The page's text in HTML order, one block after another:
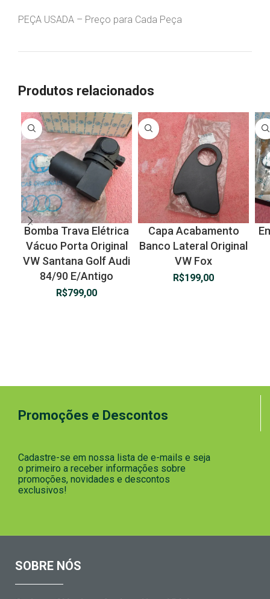
PEÇA USADA – Preço para Cada Peça
Produtos relacionados
Bomba Trava Elétrica
Vácuo Porta Original
VW Santana Golf Audi
84/90 E/Antigo
R$799,00
Capa Acabamento
Banco Lateral Original
VW Fox
R$199,00
Promoções e Descontos
Cadastre-se em nossa lista de e-mails e seja
o primeiro a receber informações sobre
promoções, novidades e descontos
exclusivos!
SOBRE NÓS